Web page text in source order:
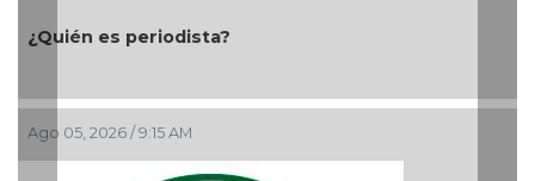
es periodista?
2026 / 9:15 AM